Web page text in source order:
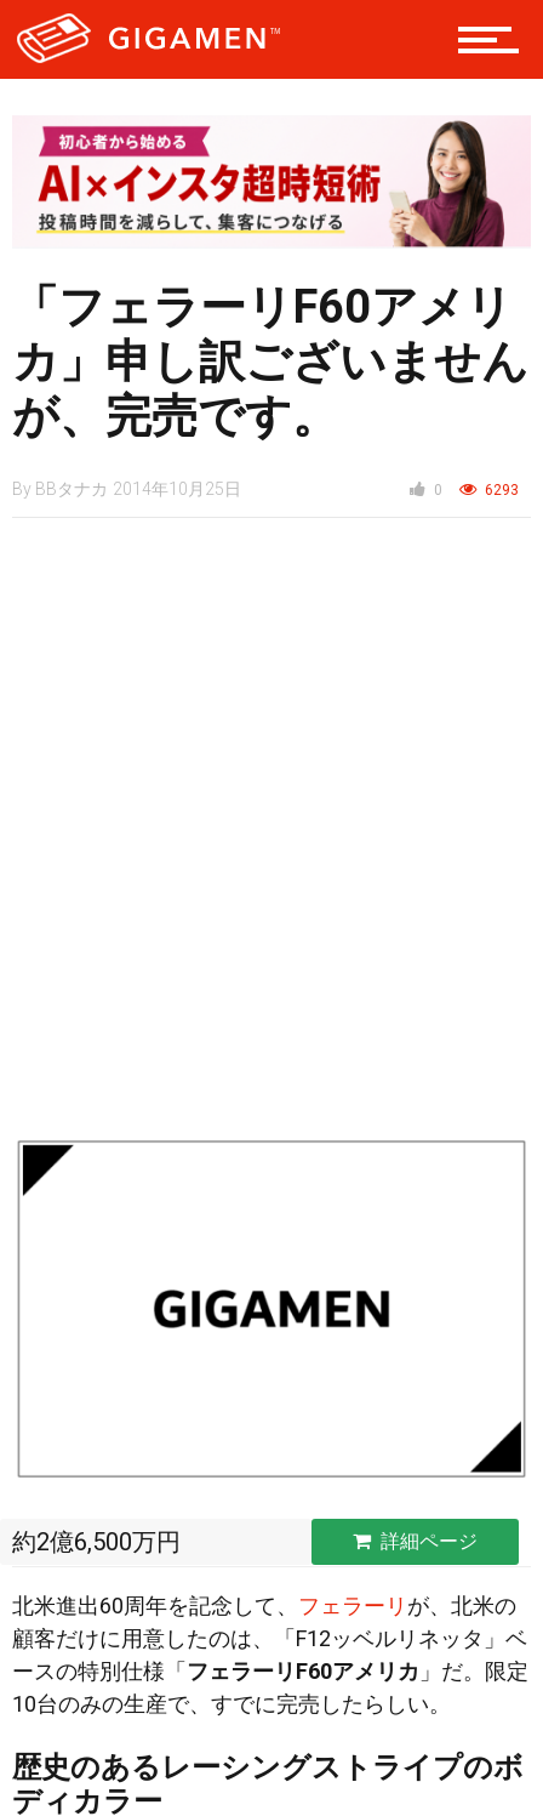
レジャー
ヘルス・健康
スタイル
仮想通貨
スマートフォン
「フェラーリF60アメリ
カ」申し訳ございません
が、完売です。
By BBタナカ 2014年10月25日 0 6293
約2億6,500万円 詳細ページ
北米進出60周年を記念して、 フェラーリ が、北米の
顧客だけに用意したのは、「F12ッベルリネッタ」ベ
ースの特別仕様「フェラーリF60アメリカ 」だ。限定
10台のみの生産で、すでに完売したらしい。
歴史のあるレーシングストライプのボ
ディカラー